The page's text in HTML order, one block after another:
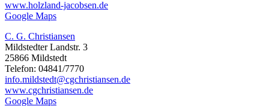
www.holzland-jacobsen.de
Google Maps
C. G. Christiansen
Mildstedter Landstr. 3
25866 Mildstedt
Telefon: 04841/7770
info.mildstedt@cgchristiansen.de
www.cgchristiansen.de
Google Maps